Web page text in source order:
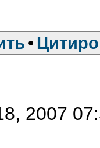
•
2007